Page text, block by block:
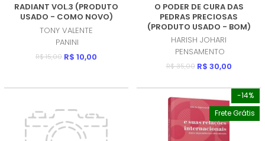
RADIANT VOL.3 (PRODUTO
USADO - COMO NOVO)
TONY VALENTE
PANINI
R$ 15,00 R$ 10,00
O PODER DE CURA DAS
PEDRAS PRECIOSAS
(PRODUTO USADO - BOM)
HARISH JOHARI
PENSAMENTO
R$ 35,00 R$ 30,00
-14%
Frete Grátis